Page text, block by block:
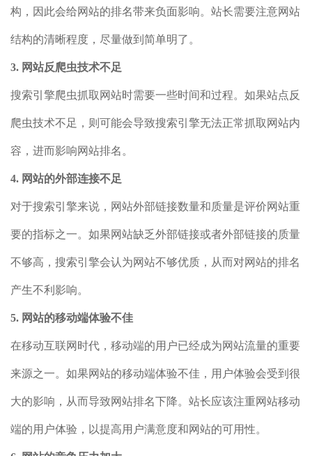
构，因此会给网站的排名带来负面影响。站长需要注意网站
结构的清晰程度，尽量做到简单明了。
3. 网站反爬虫技术不足
搜索引擎爬虫抓取网站时需要一些时间和过程。如果站点反
爬虫技术不足，则可能会导致搜索引擎无法正常抓取网站内
容，进而影响网站排名。
4. 网站的外部连接不足
对于搜索引擎来说，网站外部链接数量和质量是评价网站重
要的指标之一。如果网站缺乏外部链接或者外部链接的质量
不够高，搜索引擎会认为网站不够优质，从而对网站的排名
产生不利影响。
5. 网站的移动端体验不佳
在移动互联网时代，移动端的用户已经成为网站流量的重要
来源之一。如果网站的移动端体验不佳，用户体验会受到很
大的影响，从而导致网站排名下降。站长应该注重网站移动
端的用户体验，以提高用户满意度和网站的可用性。